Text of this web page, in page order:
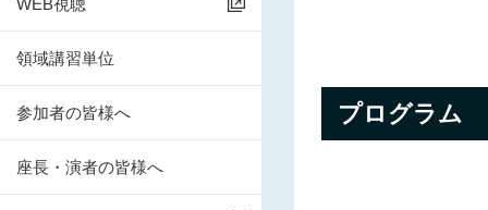
WEB視聴
領域講習単位
参加者の皆様へ
座長・演者の皆様へ
プログラム